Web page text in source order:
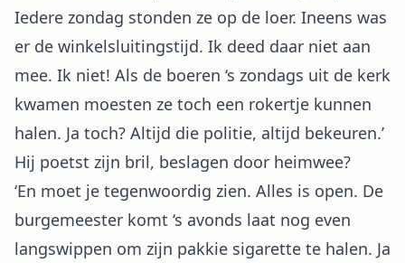
Iedere zondag stonden ze op de loer. Ineens was
er de winkelsluitingstijd. Ik deed daar niet aan
mee. Ik niet! Als de boeren ‘s zondags uit de kerk
kwamen moesten ze toch een rokertje kunnen
halen. Ja toch? Altijd die politie, altijd bekeuren.’
Hij poetst zijn bril, beslagen door heimwee?
‘En moet je tegenwoordig zien. Alles is open. De
burgemeester komt ‘s avonds laat nog even
langswippen om zijn pakkie sigarette te halen. Ja